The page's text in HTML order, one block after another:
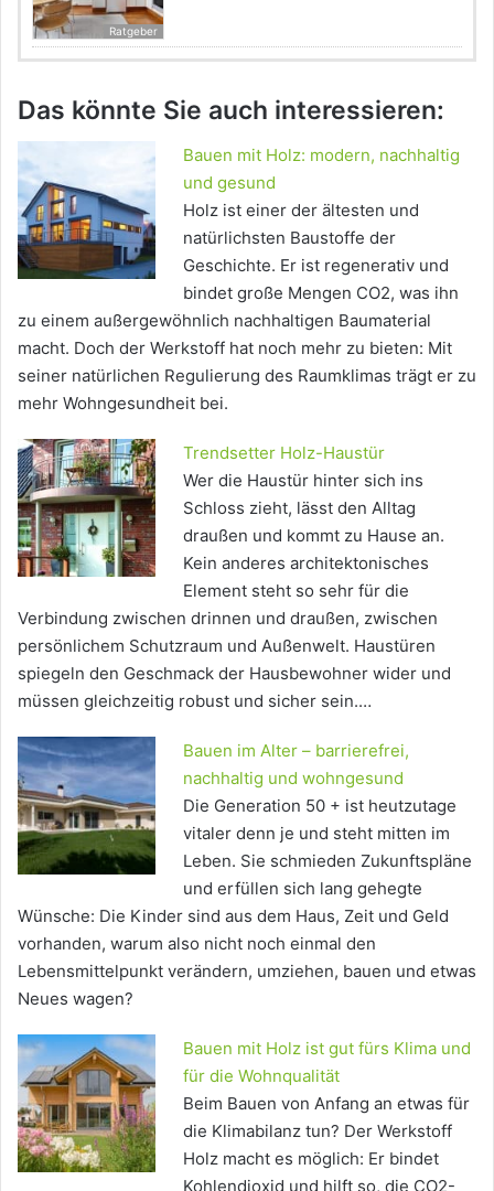
Ratgeber
Das könnte Sie auch interessieren:
Bauen mit Holz: modern, nachhaltig
und gesund
Holz ist einer der ältesten und
natürlichsten Baustoffe der
Geschichte. Er ist regenerativ und
bindet große Mengen CO2, was ihn
zu einem außergewöhnlich nachhaltigen Baumaterial
macht. Doch der Werkstoff hat noch mehr zu bieten: Mit
seiner natürlichen Regulierung des Raumklimas trägt er zu
mehr Wohngesundheit bei.
Trendsetter Holz-Haustür
Wer die Haustür hinter sich ins
Schloss zieht, lässt den Alltag
draußen und kommt zu Hause an.
Kein anderes architektonisches
Element steht so sehr für die
Verbindung zwischen drinnen und draußen, zwischen
persönlichem Schutzraum und Außenwelt. Haustüren
spiegeln den Geschmack der Hausbewohner wider und
müssen gleichzeitig robust und sicher sein.…
Bauen im Alter – barrierefrei,
nachhaltig und wohngesund
Die Generation 50 + ist heutzutage
vitaler denn je und steht mitten im
Leben. Sie schmieden Zukunftspläne
und erfüllen sich lang gehegte
Wünsche: Die Kinder sind aus dem Haus, Zeit und Geld
vorhanden, warum also nicht noch einmal den
Lebensmittelpunkt verändern, umziehen, bauen und etwas
Neues wagen?
Bauen mit Holz ist gut fürs Klima und
für die Wohnqualität
Beim Bauen von Anfang an etwas für
die Klimabilanz tun? Der Werkstoff
Holz macht es möglich: Er bindet
Kohlendioxid und hilft so, die CO2-